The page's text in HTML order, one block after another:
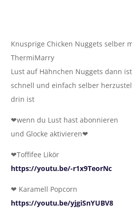
Knusprige Chicken Nuggets selber
ThermiMarry
Lust auf Hähnchen Nuggets dann
schnell und einfach selber
drin ist
❤wenn du Lust hast abonnieren
und Glocke aktivieren❤
❤Toffifee Likör
https://youtu.be/-r1x9TeorNc
❤ Karamell Popcorn
https://youtu.be/yjgiSnYUBV8